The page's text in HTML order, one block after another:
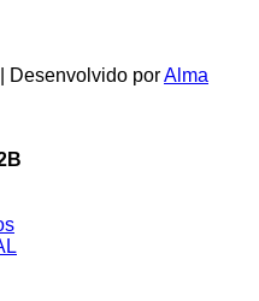
| Desenvolvido porAlma